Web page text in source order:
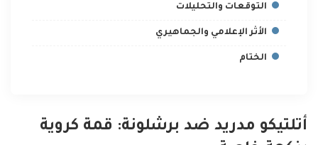
التوقعات والتحليلات
الأثر الإعلامي والجماهيري
الختام
أتلتيكو مدريد ضد برشلونة: قمة كروية